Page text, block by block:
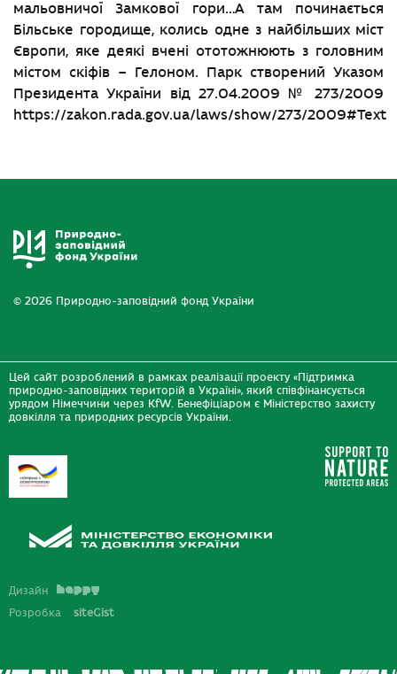
мальовничої Замкової гори…А там починається
Більське городище, колись одне з найбільших міст
Європи, яке деякі вчені ототожнюють з головним
містом скіфів – Гелоном. Парк створений Указом
Президента України від 27.04.2009 № 273/2009
https://zakon.rada.gov.ua/laws/show/273/2009#Text
© 2026 Природно-заповідний фонд України
Цей сайт розроблений в рамках реалізації проекту «Підтримка
природно-заповідних територій в Україні», який співфінансується
урядом Німеччини через KfW. Бенефіціаром є Міністерство захисту
довкілля та природних ресурсів України.
Дизайн
Розробка
siteGist